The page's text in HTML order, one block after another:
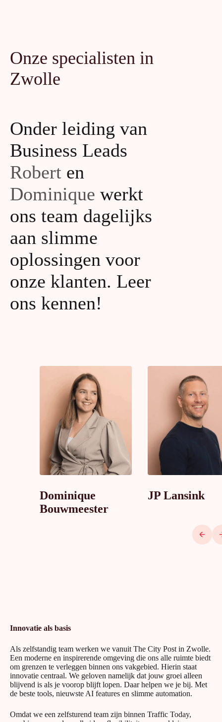
Onze specialisten in
Zwolle
Onder leiding van
Business Leads
Robert en
Dominique werkt
ons team dagelijks
aan slimme
oplossingen voor
onze klanten. Leer
ons kennen!
Dominique
Bouwmeester
JP Lansink
Innovatie als basis
Als zelfstandig team werken we vanuit The City Post in Zwolle.
Een moderne en inspirerende omgeving die ons alle ruimte biedt
om grenzen te verleggen binnen ons vakgebied. Hierin staat
innovatie centraal. We geloven namelijk dat jouw groei alleen
blijvend is als je voorop blijft lopen. Daar helpen we je bij. Met
de beste tools, nieuwste AI features en slimme automation.
Omdat we een zelfsturend team zijn binnen Traffic Today,